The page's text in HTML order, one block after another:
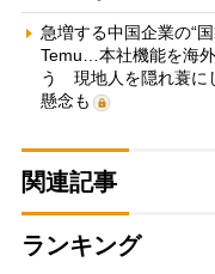
急増する中国企業の“
Temu…本社機能を海
う 現地人を隠れ蓑に
懸念も
関連記事
ランキング